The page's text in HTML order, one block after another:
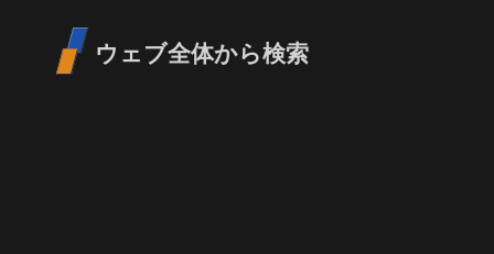
ウェブ全体から検索